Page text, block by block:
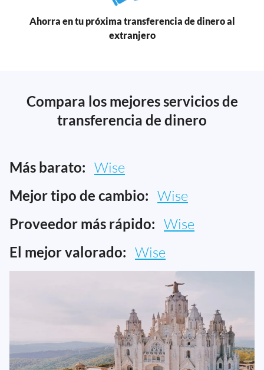
Ahorra en tu próxima transferencia de dinero al
extranjero
Compara los mejores servicios de
transferencia de dinero
Más barato: Wise
Mejor tipo de cambio: Wise
Proveedor más rápido: Wise
El mejor valorado: Wise